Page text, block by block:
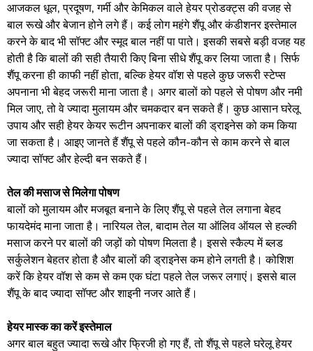
आजकल धूल, प्रदूषण, गर्मी और केमिकल वाले हेयर प्रोडक्ट्स की वजह से
बाल रूखे और बेजान होने लगे हैं। कई लोग महंगे शैंपू और कंडीशनर इस्तेमाल
करने के बाद भी सॉफ्ट और स्मूद बाल नहीं पा पाते। इसकी सबसे बड़ी वजह यह
होती है कि बालों की सही तैयारी किए बिना सीधे शैंपू कर लिया जाता है। सिर्फ
शैंपू करना ही काफी नहीं होता, बल्कि हेयर वॉश से पहले कुछ जरूरी स्टेप्स
अपनाना भी बेहद जरूरी माना जाता है। अगर बालों को पहले से पोषण और नमी
मिल जाए, तो वे ज्यादा मुलायम और चमकदार बन सकते हैं। कुछ आसान घरेलू
उपाय और सही हेयर केयर रूटीन अपनाकर बालों की ड्राइनेस को कम किया
जा सकता है। आइए जानते हैं शैंपू से पहले कौन-कौन से काम करने से बाल
ज्यादा सॉफ्ट और हेल्दी बन सकते हैं।
तेल की मसाज से मिलेगा पोषण
बालों को मुलायम और मजबूत बनाने के लिए शैंपू से पहले तेल लगाना बेहद
फायदेमंद माना जाता है। नारियल तेल, बादाम तेल या ऑलिव ऑयल से हल्की
मसाज करने पर बालों की जड़ों को पोषण मिलता है। इससे स्कैल्प में ब्लड
सर्कुलेशन बेहतर होता है और बालों की ड्राइनेस कम होने लगती है। कोशिश
करें कि हेयर वॉश से कम से कम एक घंटा पहले तेल जरूर लगाएं। इससे बाल
शैंपू के बाद ज्यादा सॉफ्ट और शाइनी नजर आते हैं।
हेयर मास्क का करें इस्तेमाल
अगर बाल बहुत ज्यादा रूखे और फ्रिजी हो गए हैं, तो शैंपू से पहले घरेलू हेयर